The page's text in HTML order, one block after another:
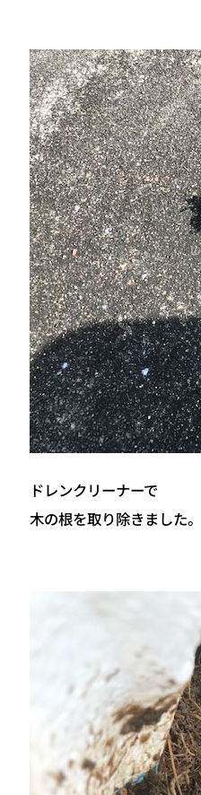
ドレンクリーナーで
木の根を取り除きました。